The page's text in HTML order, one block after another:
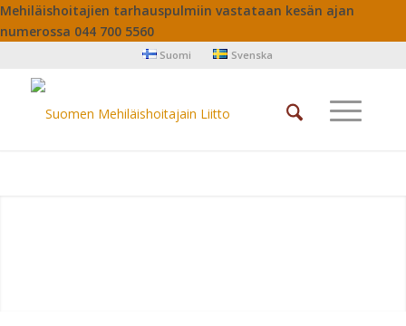
Mehiläishoitajien tarhauspulmiin vastataan kesän ajan
numerossa 044 700 5560
Suomi Svenska